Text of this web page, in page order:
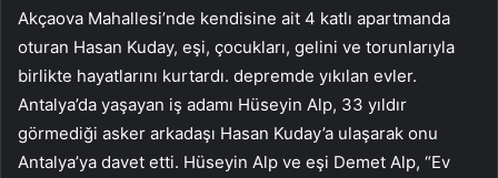
Akçaova Mahallesi’nde kendisine ait 4 katlı apartmanda
oturan Hasan Kuday, eşi, çocukları, gelini ve torunlarıyla
birlikte hayatlarını kurtardı. depremde yıkılan evler.
Antalya’da yaşayan iş adamı Hüseyin Alp, 33 yıldır
görmediği asker arkadaşı Hasan Kuday’a ulaşarak onu
Antalya’ya davet etti. Hüseyin Alp ve eşi Demet Alp, “Ev